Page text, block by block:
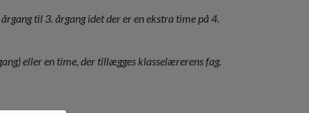
til 3. årgang idet der er en ekstra time på 4.
eller en time, der tillægges klasselærerens fag.